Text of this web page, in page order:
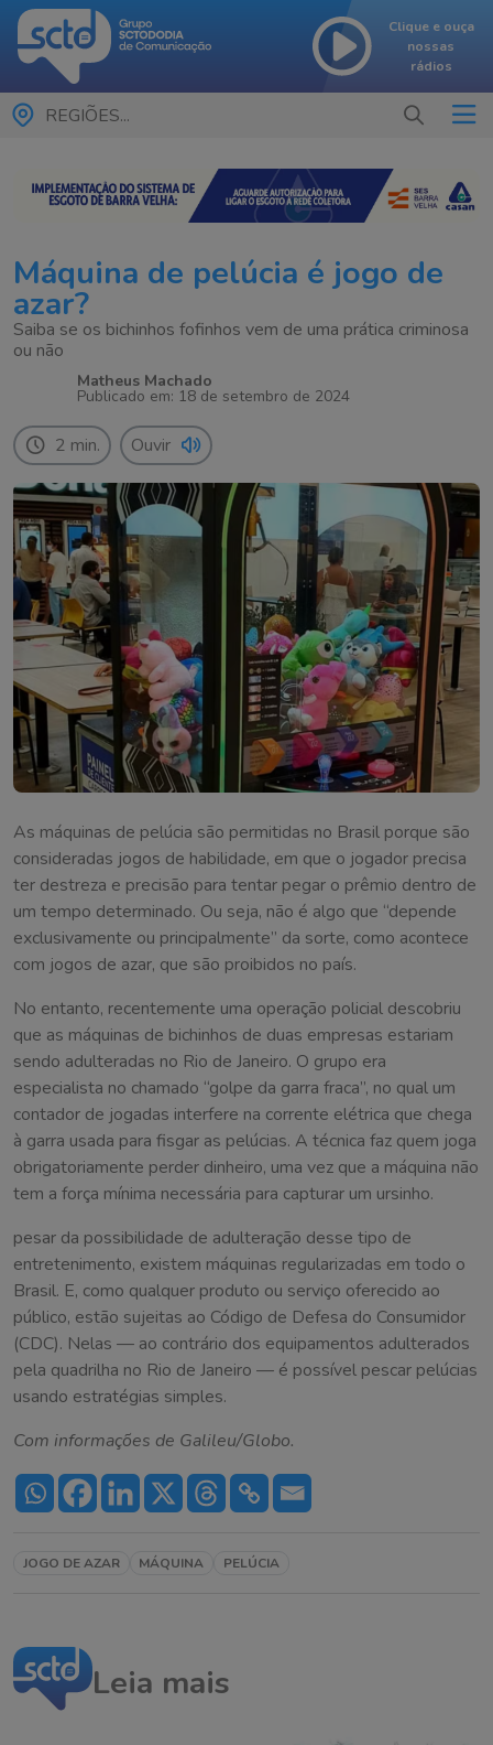
Clique e ouça
nossas
rádios
REGIÕES...
Máquina de pelúcia é jogo de
azar?
Saiba se os bichinhos fofinhos vem de uma prática criminosa
ou não
Matheus Machado
Publicado em: 18 de setembro de 2024
2 min. Ouvir
As máquinas de pelúcia são permitidas no Brasil porque são
consideradas jogos de habilidade, em que o jogador precisa
ter destreza e precisão para tentar pegar o prêmio dentro de
um tempo determinado. Ou seja, não é algo que “depende
exclusivamente ou principalmente” da sorte, como acontece
com jogos de azar, que são proibidos no país.
No entanto, recentemente uma operação policial descobriu
que as máquinas de bichinhos de duas empresas estariam
sendo adulteradas no Rio de Janeiro. O grupo era
especialista no chamado “golpe da garra fraca”, no qual um
contador de jogadas interfere na corrente elétrica que chega
à garra usada para fisgar as pelúcias. A técnica faz quem joga
obrigatoriamente perder dinheiro, uma vez que a máquina não
tem a força mínima necessária para capturar um ursinho.
pesar da possibilidade de adulteração desse tipo de
entretenimento, existem máquinas regularizadas em todo o
Brasil. E, como qualquer produto ou serviço oferecido ao
público, estão sujeitas ao Código de Defesa do Consumidor
(CDC). Nelas — ao contrário dos equipamentos adulterados
pela quadrilha no Rio de Janeiro — é possível pescar pelúcias
usando estratégias simples.
Com informações de Galileu/Globo.
JOGO DE AZAR MÁQUINA PELÚCIA
Leia mais